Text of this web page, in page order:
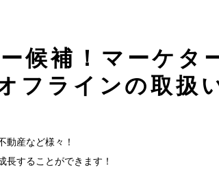
候補！マーケタ
フラインの取扱
産など様々！
することができます！